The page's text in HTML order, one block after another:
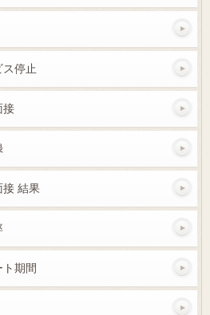
停止
接
結果
期間